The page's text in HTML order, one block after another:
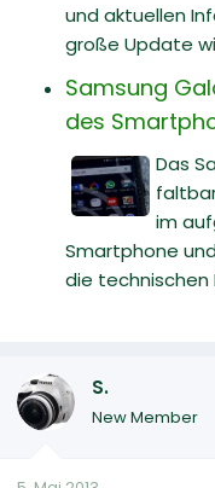
und aktuellen
große Update
Samsung
des
Das
im
Smartphone
die technischen
S.
New Member